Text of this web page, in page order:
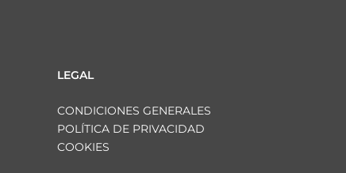
LEGAL
CONDICIONES GENERALES
POLÍTICA DE PRIVACIDAD
COOKIES